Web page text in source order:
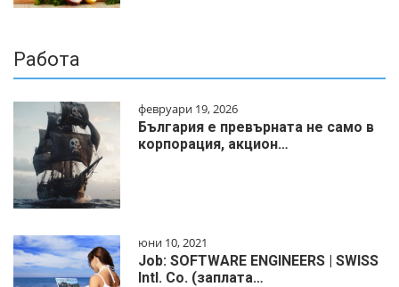
Работа
февруари 19, 2026
България е превърната не само в
корпорация, акцион…
юни 10, 2021
Job: SOFTWARE ENGINEERS | SWISS
Intl. Co. (заплата…